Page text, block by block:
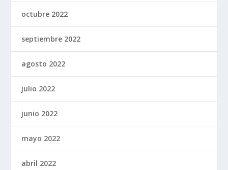
octubre 2022
septiembre 2022
agosto 2022
julio 2022
junio 2022
mayo 2022
abril 2022